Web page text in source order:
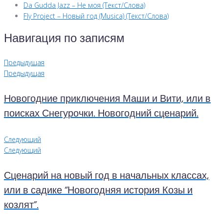
Da Gudda Jazz – Не моя (Текст/Слова)
Fly Project – Новый год (Musica) (Текст/Слова)
Навигация по записям
Предыдущая
Предыдущая
Новогодние приключения Маши и Вити, или в
поисках Снегурочки. Новогодний сценарий.
Следующий
Следующий
Сценарий на новый год в начальных классах,
или в садике “Новогодняя история Козы и
козлят”.